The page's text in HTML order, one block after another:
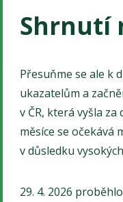
Shrnutí
Přesuňme se ale k
ukazatelům a
v ČR, která vyšla
měsíce se očekává
v důsledku
29. 4. 2026